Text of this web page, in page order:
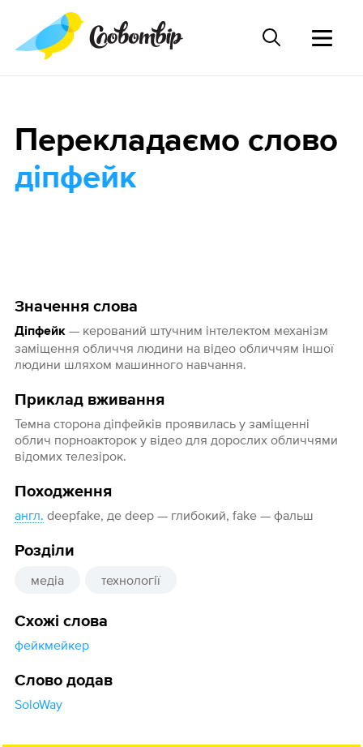
Значення слова
Діпфейк— керований штучним інтелектом механізм
заміщення обличчя людини на відео обличчям іншої
людини шляхом машинного навчання.
Приклад вживання
Темна сторона діпфейків проявилась у заміщенні
облич порноакторок у відео для дорослих обличчями
відомих телезірок.
Походження
англ. deepfake, де deep — глибокий, fake — фальш
Розділи
медіа технології
Схожі слова
фейкмейкер
Слово додав
SoloWay
Перекладаємо слово
діпфейк